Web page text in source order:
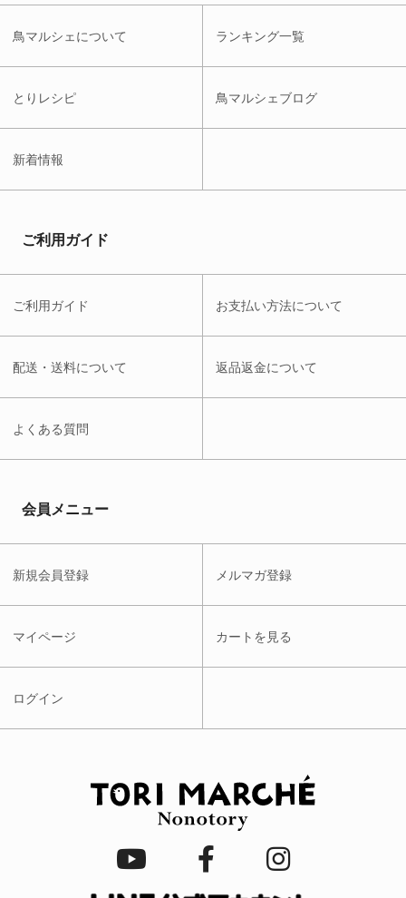
鳥マルシェについて ランキング一覧
とりレシピ 鳥マルシェブログ
新着情報
ご利用ガイド
ご利用ガイド お支払い方法について
配送・送料について 返品返金について
よくある質問
会員メニュー
新規会員登録 メルマガ登録
マイページ カートを見る
ログイン